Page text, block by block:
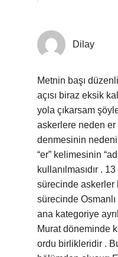
Dilay
Metnin başı
açısı biraz eksik
yola çıkarsam
askerlere neden er
denmesinin
“er” kelimesinin
kullanılmasıdır .
sürecinde askerler
sürecinde
ana kategoriye
Murat döneminde
ordu birlikleridir .